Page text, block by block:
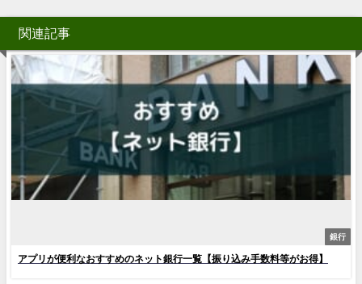
関連記事
銀行
アプリが便利なおすすめのネット銀行一覧【振り込み手数料等がお得】